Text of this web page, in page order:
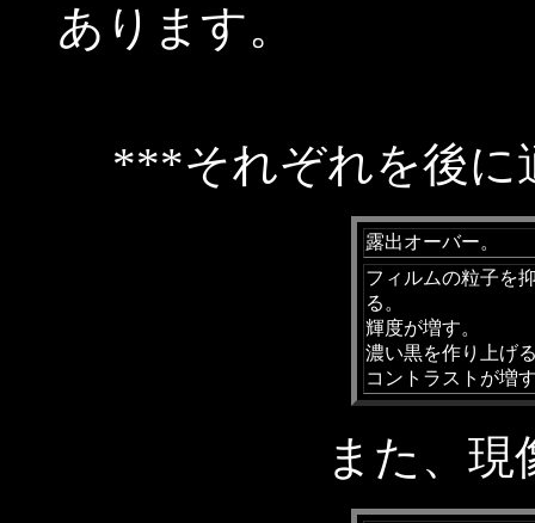
あります。
***それぞれを後に
露出オーバー。
フィルムの粒子を
る。
輝度が増す。
濃い黒を作り上げ
コントラストが増
また、現